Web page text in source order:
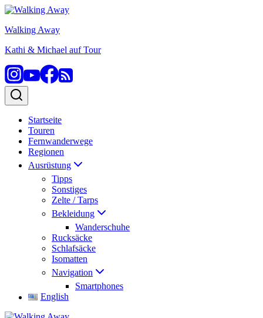
Zum
springen
Walking Away
Kathi & Michael auf Tour
Startseite
Touren
Fernwanderwege
Regionen
Ausrüstung
Tipps
Sonstiges
Zelte / Tarps
Bekleidung
Wanderschuhe
Rucksäcke
Schlafsäcke
Isomatten
Navigation
Smartphones
English